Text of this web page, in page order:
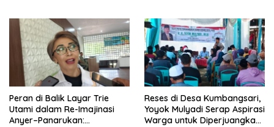
Peran di Balik Layar Trie
Utami dalam Re-Imajinasi
Anyer–Panarukan:
Reses di Desa Kumbangsari,
Yoyok Mulyadi Serap Aspirasi
Warga untuk Diperjuangkan